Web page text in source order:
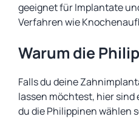
geeignet für Implantate
Verfahren wie
Warum die
Falls du deine
lassen möchtest, hier sind
du die Philippinen wählen